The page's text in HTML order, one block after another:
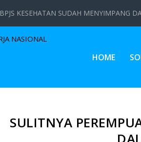
BPJS KESEHATAN SUDAH MENYIMPANG
HOME
SULITNYA